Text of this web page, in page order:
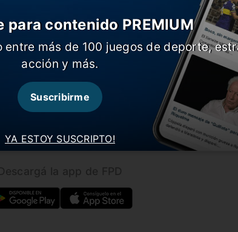
CARGAR MÁS NOTICIAS
YA ESTOY SUSCRIPTO!
para contenido PREMIUM
más de 100 juegos de deporte,
acción y más.
Suscribirme